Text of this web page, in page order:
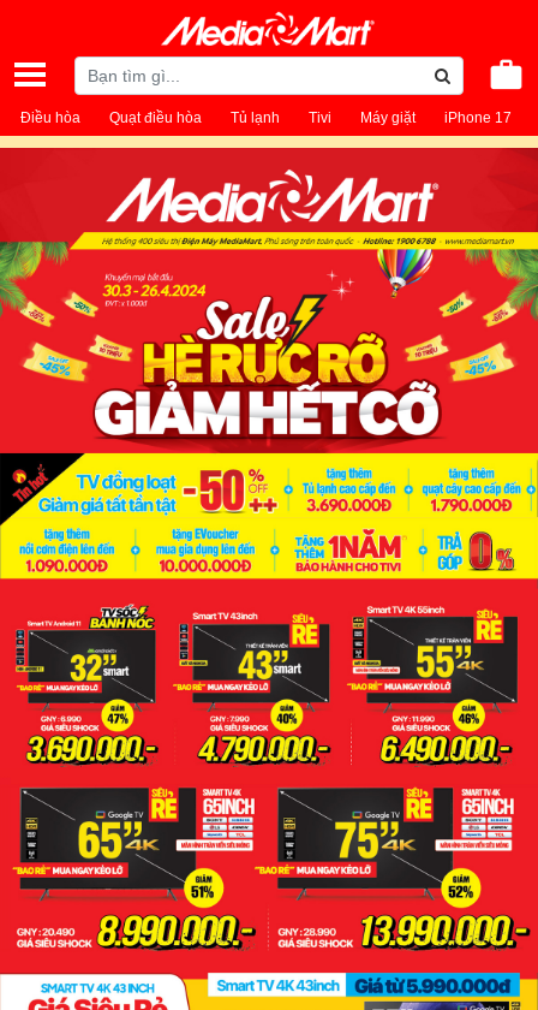
Điều hòa Quạt điều hòa Tủ lạnh Tivi Máy giặt iPhone 17